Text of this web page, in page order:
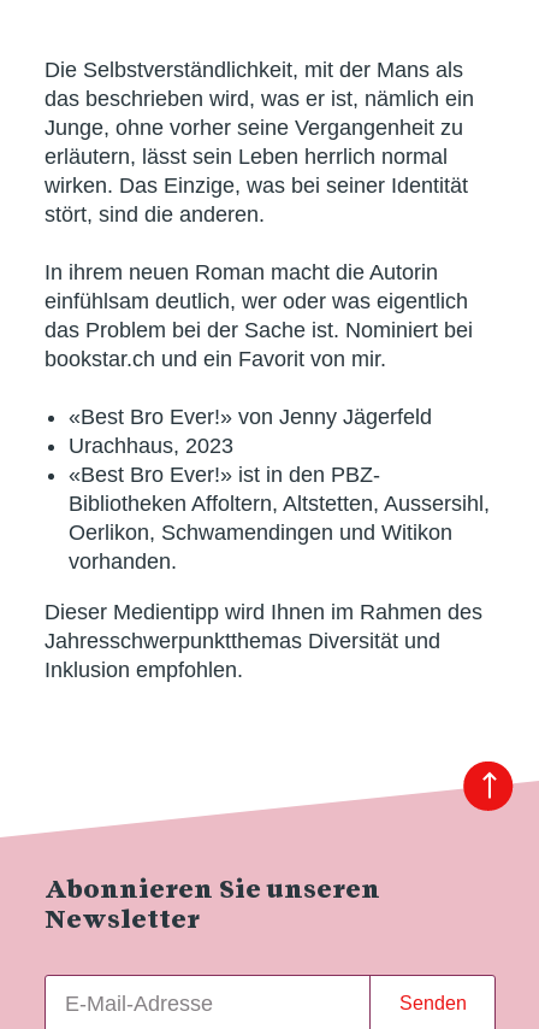
Die Selbstverständlichkeit, mit der Mans als
das beschrieben wird, was er ist, nämlich ein
Junge, ohne vorher seine Vergangenheit zu
erläutern, lässt sein Leben herrlich normal
wirken. Das Einzige, was bei seiner Identität
stört, sind die anderen.
In ihrem neuen Roman macht die Autorin
einfühlsam deutlich, wer oder was eigentlich
das Problem bei der Sache ist. Nominiert bei
bookstar.ch und ein Favorit von mir.
«Best Bro Ever!» von Jenny Jägerfeld
Urachhaus, 2023
«Best Bro Ever!» ist in den PBZ-
Bibliotheken Affoltern, Altstetten, Aussersihl,
Oerlikon, Schwamendingen und Witikon
vorhanden.
Dieser Medientipp wird Ihnen im Rahmen des
Jahresschwerpunktthemas Diversität und
Inklusion empfohlen.
Abonnieren Sie unseren
Newsletter
Senden